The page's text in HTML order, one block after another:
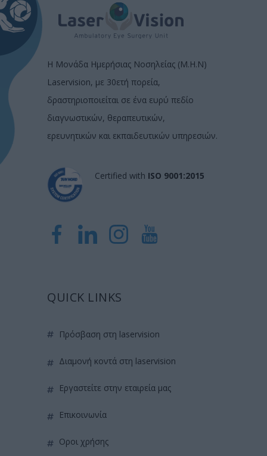
Η Μονάδα Ημερήσιας Νοσηλείας (Μ.Η.Ν)
Laservision, με 30ετή πορεία,
δραστηριοποιείται σε ένα ευρύ πεδίο
διαγνωστικών, θεραπευτικών,
ερευνητικών και εκπαιδευτικών υπηρεσιών.
Certified with ISO 9001:2015
QUICK LINKS
πρόσβαση στη laservision
διαμονή κοντά στη laservision
εργαστείτε στην εταιρεία μας
επικοινωνία
όροι χρήσης